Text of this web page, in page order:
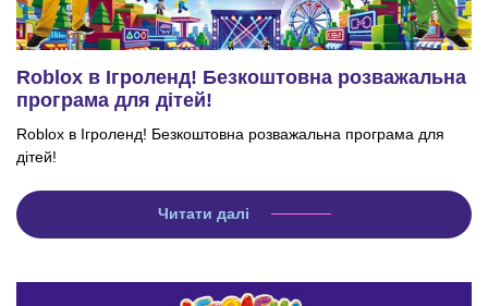
Roblox в Ігроленд! Безкоштовна розважальна
програма для дітей!
Roblox в Ігроленд! Безкоштовна розважальна програма для
дітей!
Читати далі